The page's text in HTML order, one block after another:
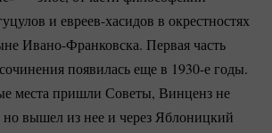
и евреев-хасидов в окрестностях
Ивано-Франковска. Первая часть
появилась еще в 1930-е годы.
места пришли Советы, Винценз не
вышел из нее и через Яблоницкий